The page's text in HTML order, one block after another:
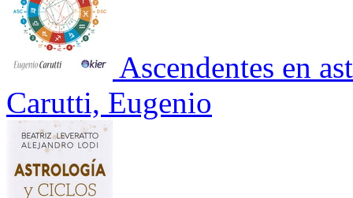
Ascendentes en
Carutti, Eugenio